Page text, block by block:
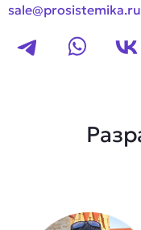
sale@prosistemika.ru